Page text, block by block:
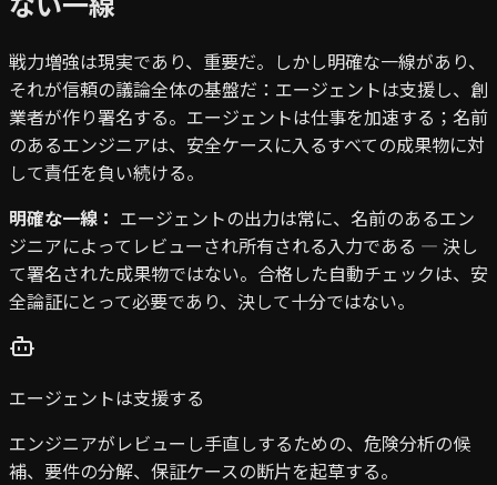
戦力増強は現実であり、重要だ。しかし明確な一線があり、
それが信頼の議論全体の基盤だ：エージェントは支援し、創
業者が作り署名する。エージェントは仕事を加速する；名前
のあるエンジニアは、安全ケースに入るすべての成果物に対
して責任を負い続ける。
明確な一線： エージェントの出力は常に、名前のあるエン
ジニアによってレビューされ所有される入力である — 決し
て署名された成果物ではない。合格した自動チェックは、安
全論証にとって必要であり、決して十分ではない。
エージェントは支援する
エンジニアがレビューし手直しするための、危険分析の候
補、要件の分解、保証ケースの断片を起草する。